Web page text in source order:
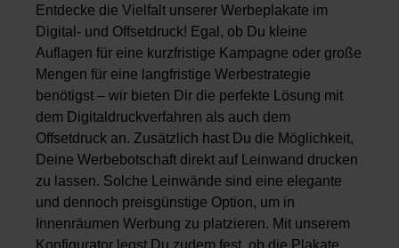
Entdecke die Vielfalt unserer Werbeplakate im
Digital- und Offsetdruck! Egal, ob Du kleine
Auflagen für eine kurzfristige Kampagne oder große
Mengen für eine langfristige Werbestrategie
benötigst – wir bieten Dir die perfekte Lösung mit
dem Digitaldruckverfahren als auch dem
Offsetdruck an. Zusätzlich hast Du die Möglichkeit,
Deine Werbebotschaft direkt auf Leinwand drucken
zu lassen. Solche Leinwände sind eine elegante
und dennoch preisgünstige Option, um in
Innenräumen Werbung zu platzieren. Mit unserem
Konfigurator legst Du zudem fest, ob die Plakate